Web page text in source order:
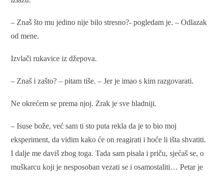
– Znaš što mu jedino nije bilo stresno?- pogledam je. – Odlazak
od mene.
Izvlači rukavice iz džepova.
– Znaš i zašto? – pitam tiše. – Jer je imao s kim razgovarati.
Ne okrećem se prema njoj. Zrak je sve hladniji.
– Isuse bože, već sam ti sto puta rekla da je to bio moj
eksperiment, da vidim kako će on reagirati i hoće li išta shvatiti.
I dalje me daviš zbog toga. Tada sam pisala i priču, sjećaš se, o
muškarcu koji je nesposoban vezati se i osamostaliti… Petar je